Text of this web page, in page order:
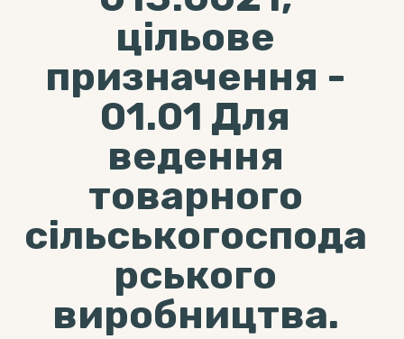
цільове
призначення -
01.01 Для
ведення
товарного
сільськогоспода
рського
виробництва.